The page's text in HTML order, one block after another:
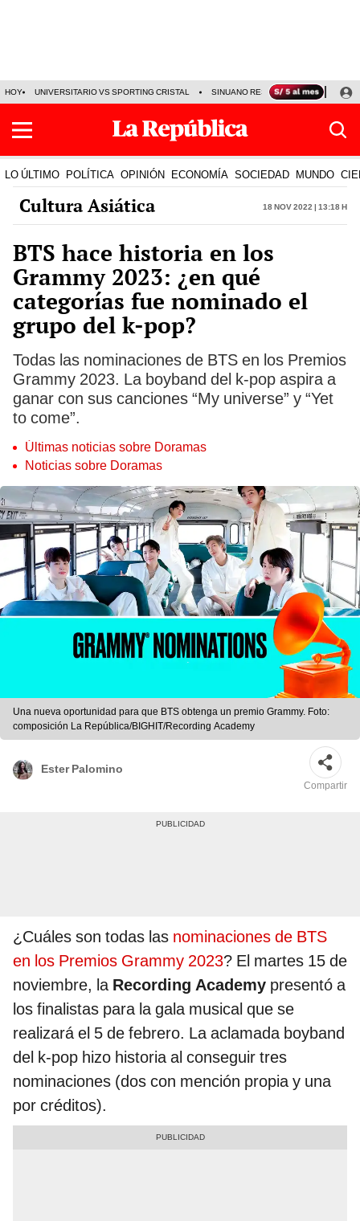
HOY UNIVERSITARIO VS SPORTING CRISTAL SINUANO RESULTADOS HOY
LO ÚLTIMO POLÍTICA OPINIÓN ECONOMÍA SOCIEDAD MUNDO
Cultura Asiática 18 Nov 2022 | 13:18 h
BTS hace historia en los
Grammy 2023: ¿en qué
categorías fue nominado el
grupo del k-pop?
Todas las nominaciones de BTS en los Premios
Grammy 2023. La boyband del k-pop aspira a
ganar con sus canciones “My universe” y “Yet
to come”.
Últimas noticias sobre Doramas
Noticias sobre Doramas
Una nueva oportunidad para que BTS obtenga un premio Grammy. Foto:
composición La República/BIGHIT/Recording Academy
Ester Palomino
Compartir
¿Cuáles son todas las nominaciones de BTS
en los Premios Grammy 2023? El martes 15 de
noviembre, la Recording Academy presentó a
los finalistas para la gala musical que se
realizará el 5 de febrero. La aclamada boyband
del k-pop hizo historia al conseguir tres
nominaciones (dos con mención propia y una
por créditos).